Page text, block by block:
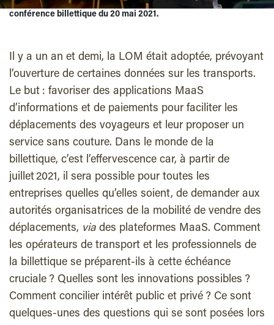
conférence billettique du 20 mai 2021.
Il y a un an et demi, la LOM était adoptée, prévoyant
l’ouverture de certaines données sur les transports.
Le but : favoriser des applications MaaS
d’informations et de paiements pour faciliter les
déplacements des voyageurs et leur proposer un
service sans couture. Dans le monde de la
billettique, c’est l’effervescence car, à partir de
juillet 2021, il sera possible pour toutes les
entreprises quelles qu’elles soient, de demander aux
autorités organisatrices de la mobilité de vendre des
déplacements, via des plateformes MaaS. Comment
les opérateurs de transport et les professionnels de
la billettique se préparent-ils à cette échéance
cruciale ? Quelles sont les innovations possibles ?
Comment concilier intérêt public et privé ? Ce sont
quelques-unes des questions qui se sont posées lors